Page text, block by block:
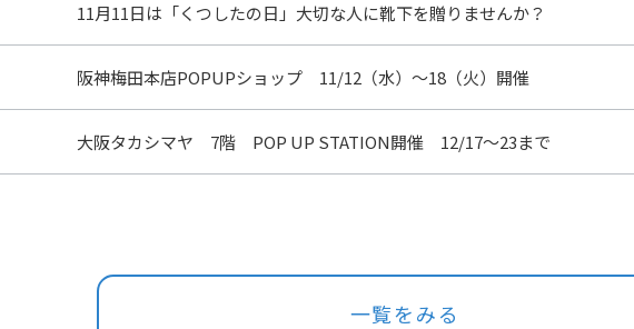
11月11日は「くつしたの日」大切な人に靴下を贈りませんか？
阪神梅田本店POPUPショップ 11/12（水）～18（火）開催
大阪タカシマヤ 7階 POP UP STATION開催 12/17～23まで
一覧をみる